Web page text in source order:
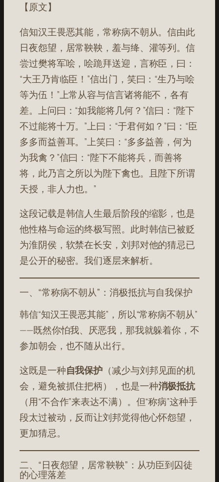
【原文】
信知汉王畏恶其能，常称病不朝从。信由此
日夜怨望，居常鞅鞅，羞与绛、灌等列。信
尝过樊将军哙，哙跪拜送迎，言称臣，曰：
“大王乃肯临臣！”信出门，笑曰：“生乃与哙
等为伍！”上常从容与信言诸将能不，各有
差。上问曰：“如我能将几何？”信曰：“陛下
不过能将十万。”上曰：“于君何如？”曰：“臣
多多而益善耳。”上笑曰：“多多益善，何为
为我禽？”信曰：“陛下不能将兵，而善将
将，此乃言之所以为陛下禽也。且陛下所谓
天授，非人力也。”
这段记载是韩信人生最后阶段的缩影，也是
他性格与命运的终极写照。此时韩信已被贬
为淮阴侯，软禁在长安，刘邦对他的猜忌已
是公开的秘密。我们逐层来解析。
一、“常称病不朝从”：消极抵抗与自我保护
韩信“知汉王畏恶其能”，所以“常称病不朝从”
——既然你怕我、厌恶我，那我就躲着你，不
参加朝会，也不随从出行。
这既是一种自我保护 （减少与刘邦见面的机
会，避免被抓住把柄），也是一种消极抵抗
（用“不合作”来表达不满）。但“称病”这种手
段太过被动，反而让刘邦觉得他心怀怨望，
更加猜忌。
二、“日夜怨望，居常鞅鞅”：从功臣到囚徒
的心理落差